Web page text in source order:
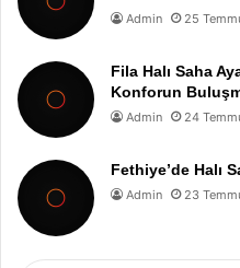
Admin 25
Fila Halı Saha
Konforun
Admin 24
Fethiye’de Halı
Admin 23